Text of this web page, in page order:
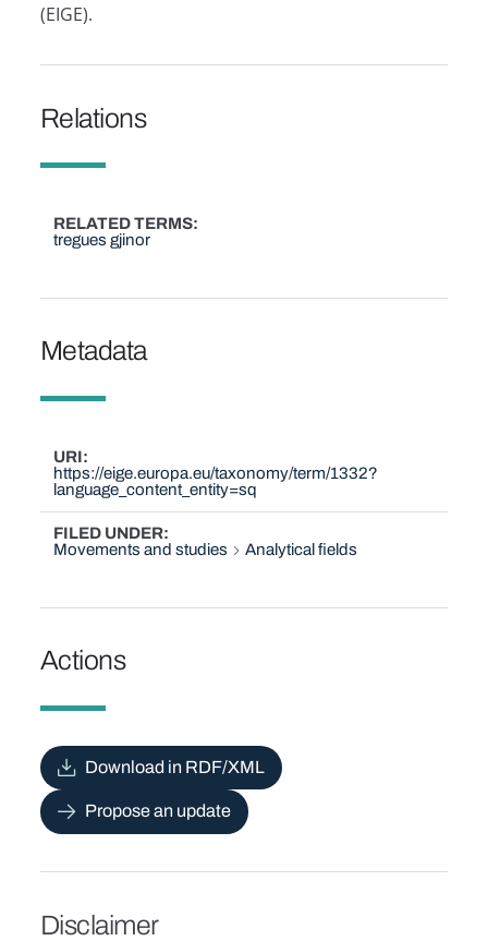
(EIGE).
Relations
RELATED TERMS
tregues gjinor
Metadata
URI
https://eige.europa.eu/taxonomy/term/1332?
language_content_entity=sq
FILED UNDER
Movements and studies
Analytical fields
Actions
Download in RDF/XML
Propose an update
Disclaimer